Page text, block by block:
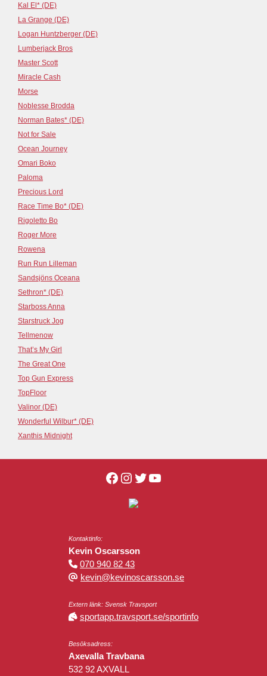
Kal El* (DE)
La Grange (DE)
Logan Huntzberger (DE)
Lumberjack Bros
Master Scott
Miracle Cash
Morse
Noblesse Brodda
Norman Bates* (DE)
Not for Sale
Ocean Journey
Omari Boko
Paloma
Precious Lord
Race Time Bo* (DE)
Rigoletto Bo
Roger More
Rowena
Run Run Lilleman
Sandsjöns Oceana
Sethron* (DE)
Starboss Anna
Starstruck Jog
Tellmenow
That’s My Girl
The Great One
Top Gun Express
TopFloor
Valinor (DE)
Wonderful Wilbur* (DE)
Xanthis Midnight
Kontaktinfo:
Kevin Oscarsson
070 940 82 43
kevin@kevinoscarsson.se
Extern länk: Svensk Travsport
sportapp.travsport.se/sportinfo
Besöksadress:
Axevalla Travbana
532 92 AXVALL